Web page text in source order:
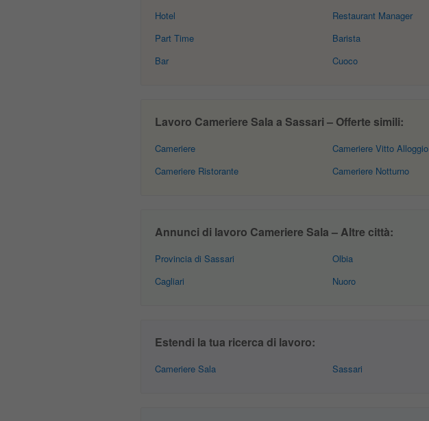
Hotel
Part Time
Bar
Restaurant Manager
Barista
Cuoco
Lavoro Cameriere Sala a Sassari – Offerte simili:
Cameriere
Cameriere Ristorante
Cameriere Vitto Alloggio
Cameriere Notturno
Annunci di lavoro Cameriere Sala – Altre città:
Provincia di Sassari
Cagliari
Olbia
Nuoro
Estendi la tua ricerca di lavoro:
Cameriere Sala Sassari